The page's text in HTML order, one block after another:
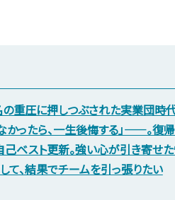
重圧に押しつぶされた実業団時
かったら、一生後悔する」——。復
己ベスト更新。強い心が引き寄せ
て、結果でチームを引っ張りたい